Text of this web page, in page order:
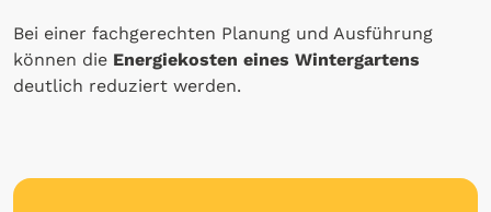
Bei einer fachgerechten Planung und Ausführung
können die Energiekosten eines Wintergartens
deutlich reduziert werden.